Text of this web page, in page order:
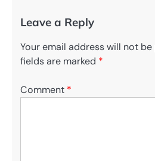
Leave a Reply
Your email address will not
fields are marked *
Comment *